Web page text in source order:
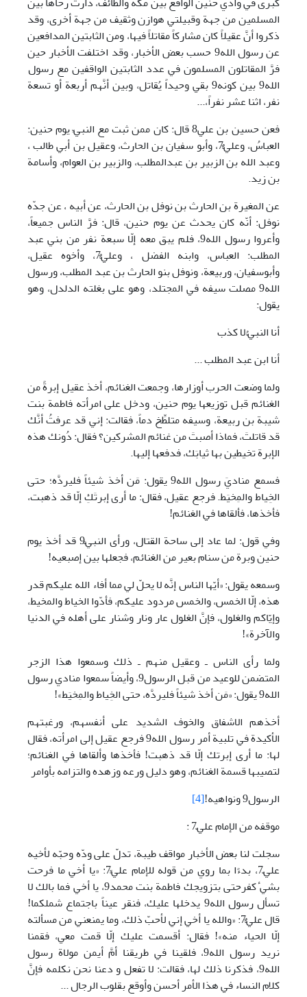
المسلمين من جهة وقبيلتي هوازن وثقيف من جهة أخرى، وقد
ذكروا أنَّ عقيلاً كان مشاركاً مقاتلاً فيها، ومن الثابتين المدافعين
عن رسول الله9 حسب بعض الأخبار، وقد اختلفت الأخبار حين
فرَّ المقاتلون المسلمون في عدد الثابتين الواقفين مع رسول
الله9 بين كونه9 بقي وحيداً يُقاتل، وبين أنَّهم أربعة أو تسعة
نفر، اثنا عشر نفراً،...
فعن حسين بن علي8 قال: كان ممن ثبت مع النبيِّ يوم حنين:
العباسُ، وعليٌّ7، وأبو سفيان بن الحارث، وعقيل بن أبي طالب ،
وعبد الله بن الزبير بن عبدالمطلب، والزبير بن العوام، وأسامة
بن زيد.
عن المغيرة بن الحارث بن نوفل بن الحارث، عن أبيه ، عن جدّه
نوفل: أنّه كان يحدث عن يوم حنين، قال: فرَّ الناس جميعاً،
وأعروا رسول الله9، فلم يبق معه إلّا سبعة نفر من بني عبد
المطلب: العباس، وابنه الفضل ، وعليٌّ7، وأخوه عقيل،
وأبوسفيان، وربيعة، ونوفل بنو الحارث بن عبد المطلب، ورسول
الله9 مصلت سيفه في المجتلد، وهو على بغلته الدلدل، وهو
يقول:
أنا النبيُّ لا كذب
أنا ابن عبد المطلب ...
ولما وضعت الحرب أوزارها، وجمعت الغنائم، أخذ عقيل إبرةً من
الغنائم قبل توزيعها يوم حنين، ودخل على امرأته فاطمة بنت
شيبة بن ربيعة، وسيفه متلطِّخ دماً، فقالت‏:‏ إني قد عرفتُ أنَّك
قد قاتلتَ، فماذا أصبتَ من غنائم المشركين‏؟ فقال‏:‏ دُونك هذه
الإبرة تخيطين بها ثيابَك، فدفعها إليها.
فسمع مناديَ رسول الله9 يقول: مَن أخذ شيئاً فليردَّه؛ حتى
الخِياط والمِخيَط. فرجع عقيل، فقال: ما أرى إبرتَكِ إلّا قد ذهبت،
فأخذها، فألقاها في الغنائم!
وفي قول: لما عاد إلى ساحة القتال، ورأى النبيَّ9 قد أخذ يوم
حنين وبرة من سنام بعير من الغنائم، فجعلها بين إصبعيه!
وسمعه يقول: «أيّها الناس إنَّه لا يحلّ لي مما أفاء الله عليكم قدر
هذه، إلّا الخمس، والخمس مردود عليكم، فأدّوا الخياط والمخيط،
وإيّاكم والغلول، فإنَّ الغلول عار ونار وشنار على أهله في الدنيا
والآخرة»!
ولما رأى الناس ـ وعقيل منهم ـ ذلك وسمعوا هذا الزجر
المتضمن للوعيد من قبل الرسول9، وأيضاً سمعوا منادي رسول
الله9 يقول: «مَن أخذ شيئاً فليردَّه، حتى الخِياط والمِخيَط»!‏
أخذهم الاشفاق والخوف الشديد على أنفسهم، ورغبتهم
الأكيدة في تلبية أمر رسول الله9 فرجع عقيل إلى امرأته، فقال
لها‏: ما أرى إبرتك إلّا قد ذهبت! فأخذها وألقاها في الغنائم‏؛
لتصيبها قسمة الغنائم، وهو دليل ورعه وزهده والتزامه بأوامر
الرسول9 ونواهيه!
[4]
موقفه من الإمام عليّ7 :
سجلت لنا بعض الأخبار مواقف طيبة، تدلّ على ودّه وحبّه لأخيه
عليّ7، بدءًا بما روي من قوله للإمام عليٍّ7: «يا أخي ما فرحت
بشي ٔ كفرحتى بتزويجك فاطمة بنت محمد9، يا أخي فما بالك لا
تسأل رسول الله9 يدخلها عليك، فنقر عيناً باجتماع شملكما!
قال عليٌّ7: «والله يا أخي إني لأحبّ ذلك، وما يمنعني من مسألته
إلّا الحياء منه»! فقال: أقسمت عليك إلّا قمت معي، فقمنا
نريد رسول الله9، فلقينا في طريقنا أمَّ أيمن مولاة رسول
الله9، فذكرنا ذلك لها، فقالت: لا تفعل و دعنا نحن نكلمه فإنَّ
كلام النساء في هذا الأمر أحسن وأوقع بقلوب الرجال ...